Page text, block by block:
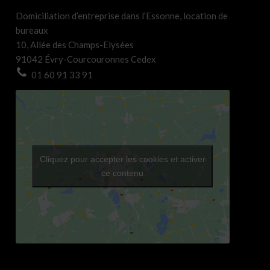
Domiciliation d’entreprise dans l’Essonne, location de
bureaux
10, Allée des Champs-Elysées
91042 Évry-Courcouronnes Cedex
01 60 91 33 91
Cliquez pour accepter les cookies et activer
ce contenu